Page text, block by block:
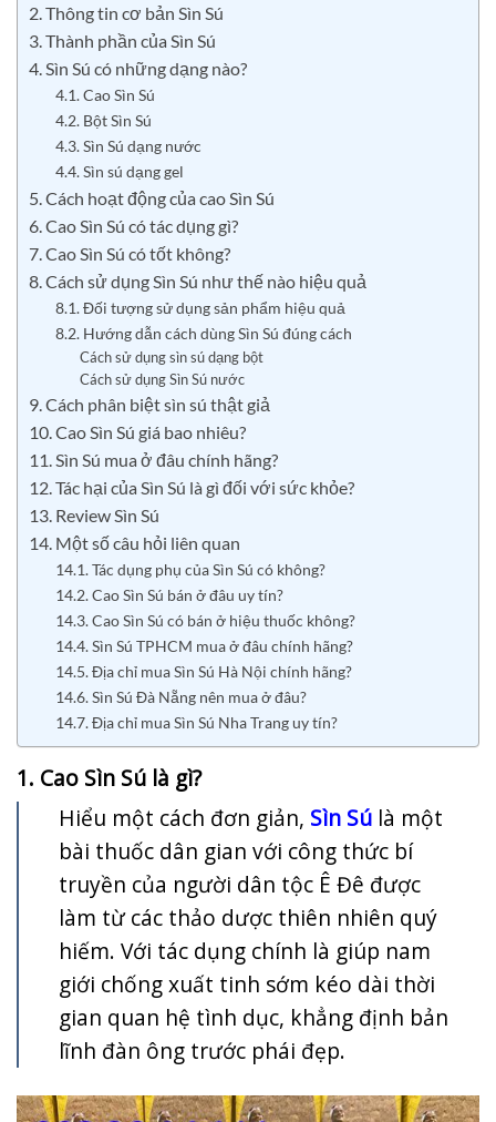
2. Thông tin cơ bản Sìn Sú
3. Thành phần của Sìn Sú
4. Sìn Sú có những dạng nào?
4.1. Cao Sìn Sú
4.2. Bột Sìn Sú
4.3. Sìn Sú dạng nước
4.4. Sìn sú dạng gel
5. Cách hoạt động của cao Sìn Sú
6. Cao Sìn Sú có tác dụng gì?
7. Cao Sìn Sú có tốt không?
8. Cách sử dụng Sìn Sú như thế nào hiệu quả
8.1. Đối tượng sử dụng sản phẩm hiệu quả
8.2. Hướng dẫn cách dùng Sìn Sú đúng cách
Cách sử dụng sìn sú dạng bột
Cách sử dụng Sìn Sú nước
9. Cách phân biệt sìn sú thật giả
10. Cao Sìn Sú giá bao nhiêu?
11. Sìn Sú mua ở đâu chính hãng?
12. Tác hại của Sìn Sú là gì đối với sức khỏe?
13. Review Sìn Sú
14. Một số câu hỏi liên quan
14.1. Tác dụng phụ của Sìn Sú có không?
14.2. Cao Sìn Sú bán ở đâu uy tín?
14.3. Cao Sìn Sú có bán ở hiệu thuốc không?
14.4. Sìn Sú TPHCM mua ở đâu chính hãng?
14.5. Địa chỉ mua Sìn Sú Hà Nội chính hãng?
14.6. Sìn Sú Đà Nẵng nên mua ở đâu?
14.7. Địa chỉ mua Sìn Sú Nha Trang uy tín?
1. Cao Sìn Sú là gì?
Hiểu một cách đơn giản, Sìn Sú là một
bài thuốc dân gian với công thức bí
truyền của người dân tộc Ê Đê được
làm từ các thảo dược thiên nhiên quý
hiếm. Với tác dụng chính là giúp nam
giới chống xuất tinh sớm kéo dài thời
gian quan hệ tình dục, khẳng định bản
lĩnh đàn ông trước phái đẹp.